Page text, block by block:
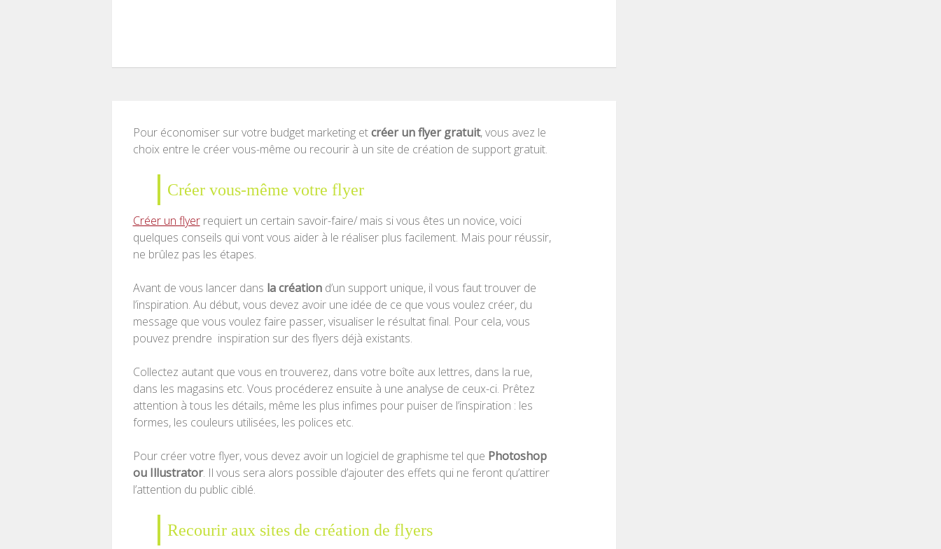
Pour économiser sur votre budget marketing etcréer un flyer gratuit, vous avez le
choix entre le créer vous-même ou recourir à un site de création de support gratuit.
Créer vous-même votre flyer
Créer un flyerrequiert un certain savoir-faire/ mais si vous êtes un novice, voici
quelques conseils qui vont vous aider à le réaliser plus facilement. Mais pour réussir,
ne brûlez pas les étapes.
Avant de vous lancer dans la créationd’un support unique, il vous faut trouver de
l’inspiration. Au début, vous devez avoir une idée de ce que vous voulez créer, du
message que vous voulez faire passer, visualiser le résultat final. Pour cela, vous
pouvez prendre inspiration sur des flyers déjà existants.
Collectez autant que vous en trouverez, dans votre boîte aux lettres, dans la rue,
dans les magasins etc. Vous procéderez ensuite à une analyse de ceux-ci. Prêtez
attention à tous les détails, même les plus infimes pour puiser de l’inspiration : les
formes, les couleurs utilisées, les polices etc.
Pour créer votre flyer, vous devez avoir un logiciel de graphisme tel que Photoshop
ou Illustrator. Il vous sera alors possible d’ajouter des effets qui ne feront qu’attirer
l’attention du public ciblé.
Recourir aux sites de création de flyers